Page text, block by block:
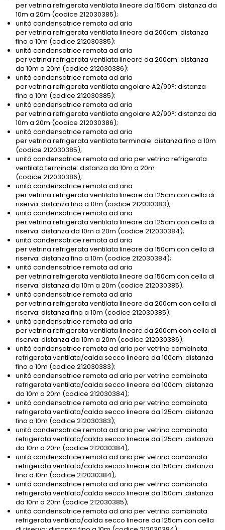
per vetrina refrigerata ventilata lineare da 150cm: distanza da
10m a 20m (codice 212030385);
unità condensatrice remota ad aria
per vetrina refrigerata ventilata lineare da 200cm: distanza
fino a 10m (codice 212030385);
unità condensatrice remota ad aria
per vetrina refrigerata ventilata lineare da 200cm: distanza
da 10m a 20m (codice 212030386);
unità condensatrice remota ad aria
per vetrina refrigerata ventilata angolare A2/90°: distanza
fino a 10m (codice 212030385);
unità condensatrice remota ad aria
per vetrina refrigerata ventilata angolare A2/90°: distanza da
10m a 20m (codice 212030386);
unità condensatrice remota ad aria
per vetrina refrigerata ventilata terminale: distanza fino a 10m
(codice 212030385);
unità condensatrice remota ad aria per vetrina refrigerata
ventilata terminale: distanza da 10m a 20m
(codice 212030386);
unità condensatrice remota ad aria
per vetrina refrigerata ventilata lineare da 125cm con cella di
riserva: distanza fino a 10m (codice 212030383);
unità condensatrice remota ad aria
per vetrina refrigerata ventilata lineare da 125cm con cella di
riserva: distanza da 10m a 20m (codice 212030384);
unità condensatrice remota ad aria
per vetrina refrigerata ventilata lineare da 150cm con cella di
riserva: distanza fino a 10m (codice 212030384);
unità condensatrice remota ad aria
per vetrina refrigerata ventilata lineare da 150cm con cella di
riserva: distanza da 10m a 20m (codice 212030385);
unità condensatrice remota ad aria
per vetrina refrigerata ventilata lineare da 200cm con cella di
riserva: distanza fino a 10m (codice 212030385);
unità condensatrice remota ad aria
per vetrina refrigerata ventilata lineare da 200cm con cella di
riserva: distanza da 10m a 20m (codice 212030386);
unità condensatrice remota ad aria per vetrina combinata
refrigerata ventilata/calda secco lineare da 100cm: distanza
fino a 10m (codice 212030383);
unità condensatrice remota ad aria per vetrina combinata
refrigerata ventilata/calda secco lineare da 100cm: distanza
da 10m a 20m (codice 212030384);
unità condensatrice remota ad aria per vetrina combinata
refrigerata ventilata/calda secco lineare da 125cm: distanza
fino a 10m (codice 212030383);
unità condensatrice remota ad aria per vetrina combinata
refrigerata ventilata/calda secco lineare da 125cm: distanza
da 10m a 20m (codice 212030384);
unità condensatrice remota ad aria per vetrina combinata
refrigerata ventilata/calda secco lineare da 150cm: distanza
fino a 10m (codice 212030384);
unità condensatrice remota ad aria per vetrina combinata
refrigerata ventilata/calda secco lineare da 150cm: distanza
da 10m a 20m (codice 212030385);
unità condensatrice remota ad aria per vetrina combinata
refrigerata ventilata/calda secco lineare da 125cm con cella